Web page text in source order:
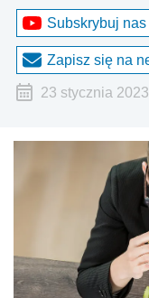
Subskrybuj
Zapisz się na
23 stycznia